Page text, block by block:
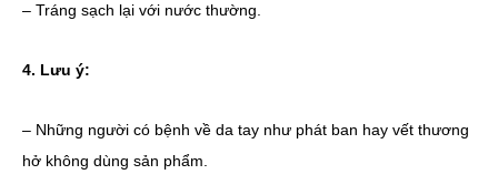
– Tráng sạch lại với nước thường.
4. Lưu ý:
– Những người có bệnh về da tay như phát ban hay vết thương
hở không dùng sản phẩm.